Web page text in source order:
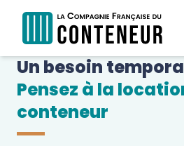
Un besoin
Pensez à la
conteneur